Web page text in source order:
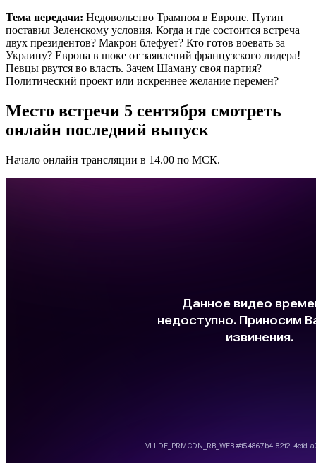
Тема передачи: Недовольство Трампом в Европе. Путин
поставил Зеленскому условия. Когда и где состоится встреча
двух президентов? Макрон блефует? Кто готов воевать за
Украину? Европа в шоке от заявлений французского лидера!
Певцы рвутся во власть. Зачем Шаману своя партия?
Политический проект или искреннее желание перемен?
Место встречи 5 сентября смотреть
онлайн последний выпуск
Начало онлайн трансляции в 14.00 по МСК.